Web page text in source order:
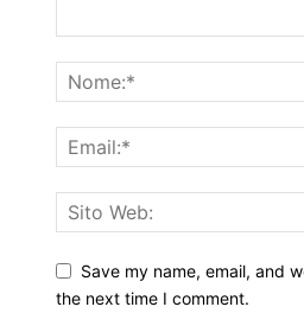
Save my name, email, and
the next time I comment.